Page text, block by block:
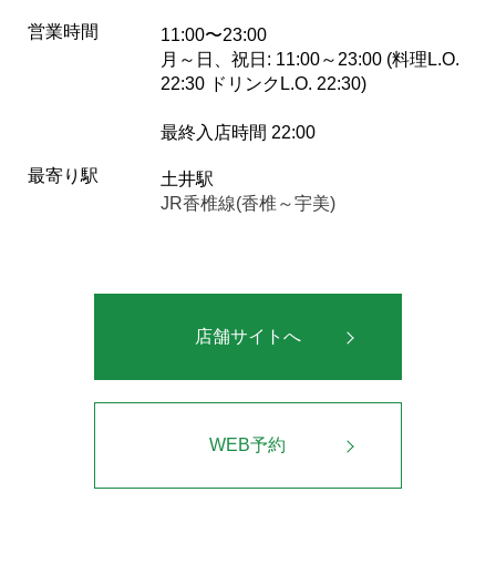
営業時間
11:00〜23:00
月～日、祝日: 11:00～23:00 (料理L.O.
22:30 ドリンクL.O. 22:30)
最終入店時間 22:00
最寄り駅
土井駅
JR香椎線(香椎～宇美)
店舗サイトへ
WEB予約